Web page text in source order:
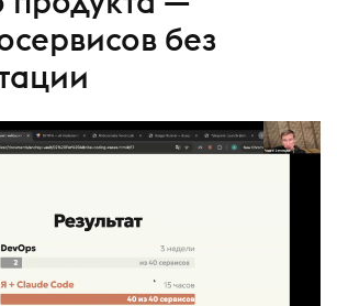
без